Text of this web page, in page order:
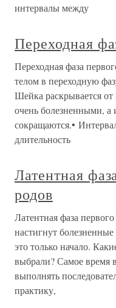
интервалы между
Переходная
Переходная фаза
телом в переходную
Шейка раскрывается от
очень болезненными,
сокращаются.•
длительность
Латентная
родов
Латентная фаза
настигнут
это только начало.
выбрали? Самое время
выполнять
практику,